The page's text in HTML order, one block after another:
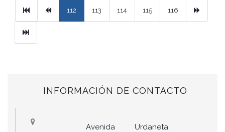
PrimeraPrevious
112 113 114 115 116
Ultimo
INFORMACIÓN DE CONTACTO
Avenida Urdaneta,